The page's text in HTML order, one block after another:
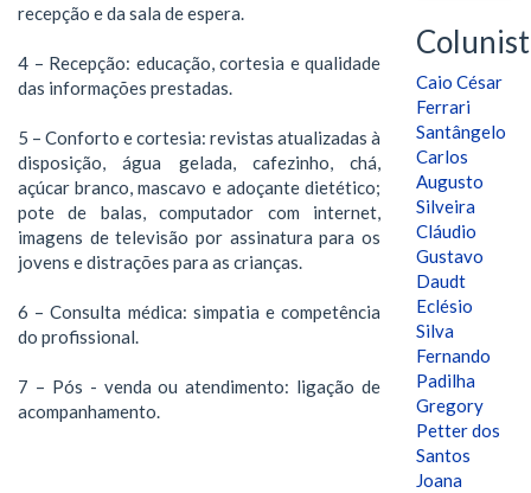
recepção e da sala de espera.
4 – Recepção: educação, cortesia e qualidade
das informações prestadas.
5 – Conforto e cortesia: revistas atualizadas à
disposição, água gelada, cafezinho, chá,
açúcar branco, mascavo e adoçante dietético;
pote de balas, computador com internet,
imagens de televisão por assinatura para os
jovens e distrações para as crianças.
6 – Consulta médica: simpatia e competência
do profissional.
7 – Pós - venda ou atendimento: ligação de
acompanhamento.
Caio César
Ferrari
Santângelo
Carlos
Augusto
Silveira
Cláudio
Gustavo
Daudt
Eclésio
Silva
Fernando
Padilha
Gregory
Petter dos
Santos
Joana